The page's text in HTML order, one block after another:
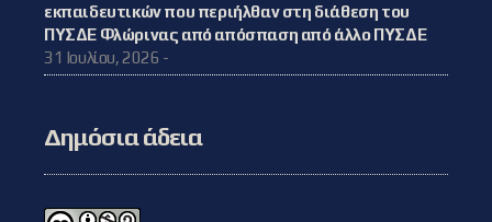
εκπαιδευτικών που περιήλθαν στη διάθεση του
ΠΥΣΔΕ Φλώρινας από απόσπαση από άλλο ΠΥΣΔΕ
31 Ιουλίου, 2026 -
Δημόσια άδεια